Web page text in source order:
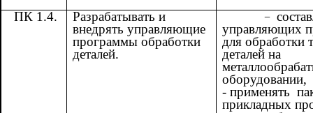
ПК 1.4.
Разрабатывать и
внедрять управляющие
программы обработки
деталей.
управляющих
для обработки
деталей на
оборудовании,
- применять
прикладных